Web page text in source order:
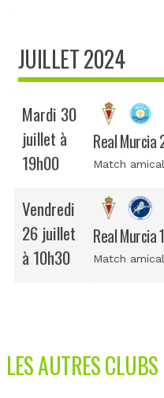
JUILLET 2024
Mardi 30
juillet à
19h00
Real Murcia
Match amical
Vendredi
26 juillet
à 10h30
Real Murcia
Match amical
LES AUTRES